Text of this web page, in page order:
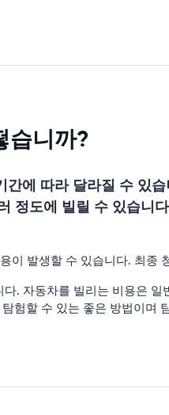
습니까?
에 따라 달라질 수 있
정도에 빌릴 수 있습니
이 발생할 수 있습니다. 최
. 자동차를 빌리는 비용은
험할 수 있는 좋은 방법이며